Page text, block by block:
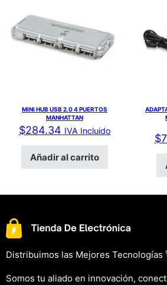
MINI HUB USB 2.0 4 PUERTOS
MANHATTAN
$284.34 IVA Incluido
Añadir al carrito
$
Distribuimos las Mejores Tecnologías
Somos tu aliado en innovación,